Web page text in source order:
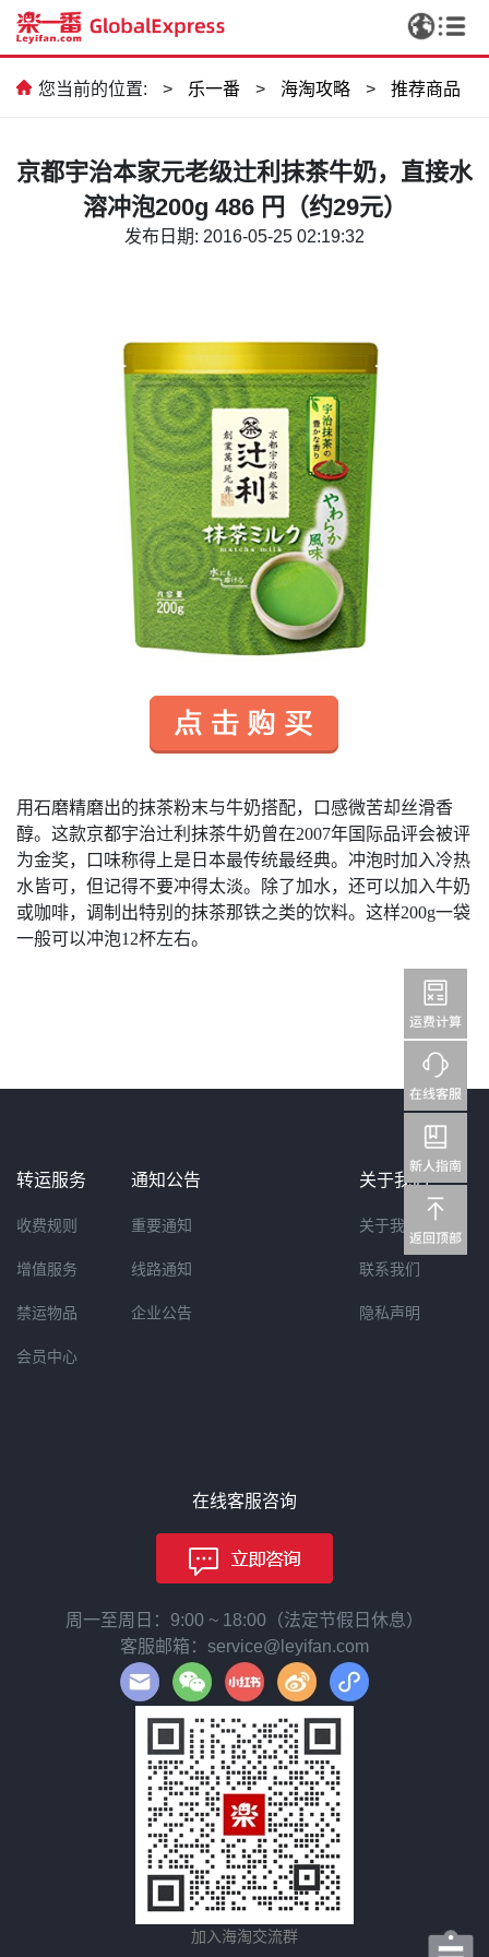
您当前的位置: > 乐一番 > 海淘攻略 > 推荐商品
京都宇治本家元老级辻利抹茶牛奶，直接水
溶冲泡200g 486 円（约29元）
发布日期: 2016-05-25 02:19:32
用石磨精磨出的抹茶粉末与牛奶搭配，口感微苦却丝滑香
醇。这款京都宇治辻利抹茶牛奶曾在2007年国际品评会被评
为金奖，口味称得上是日本最传统最经典。冲泡时加入冷热
水皆可，但记得不要冲得太淡。除了加水，还可以加入牛奶
或咖啡，调制出特别的抹茶那铁之类的饮料。这样200g一袋
一般可以冲泡12杯左右。
转运服务
收费规则
增值服务
禁运物品
会员中心
通知公告
重要通知
线路通知
企业公告
关于我们
关于我们
联系我们
隐私声明
在线客服咨询
周一至周日：9:00 ~ 18:00（法定节假日休息）
客服邮箱：service@leyifan.com
加入海淘交流群